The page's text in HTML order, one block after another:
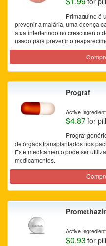
Primaquine é
prevenir a malária, uma doença
atua interferindo no crescimento
usado para prevenir o
Prograf
Active Ingredient:
$4.87 for pill
Prograf
de órgãos transplantados nos
Este medicamento pode ser
medicamentos.
Active Ingredient:
$0.93 for pill